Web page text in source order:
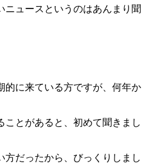
ニュースというのはあんまり聞
的に来ている方ですが、何年か
ことがあると、初めて聞きまし
方だったから、びっくりしまし